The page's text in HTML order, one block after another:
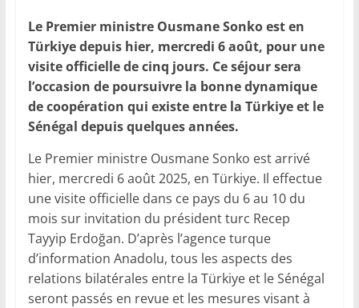
Le Premier ministre Ousmane Sonko est en
Türkiye depuis hier, mercredi 6 août, pour une
visite officielle de cinq jours. Ce séjour sera
l’occasion de poursuivre la bonne dynamique
de coopération qui existe entre la Türkiye et le
Sénégal depuis quelques années.
Le Premier ministre Ousmane Sonko est arrivé
hier, mercredi 6 août 2025, en Türkiye. Il effectue
une visite officielle dans ce pays du 6 au 10 du
mois sur invitation du président turc Recep
Tayyip Erdoğan. D’après l’agence turque
d’information Anadolu, tous les aspects des
relations bilatérales entre la Türkiye et le Sénégal
seront passés en revue et les mesures visant à